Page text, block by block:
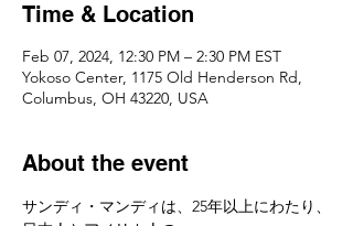
Time & Location
Feb 07, 2024, 12:30 PM – 2:30 PM EST
Yokoso Center, 1175 Old Henderson Rd,
Columbus, OH 43220, USA
About the event
サンディ・マンディは、25年以上にわたり、